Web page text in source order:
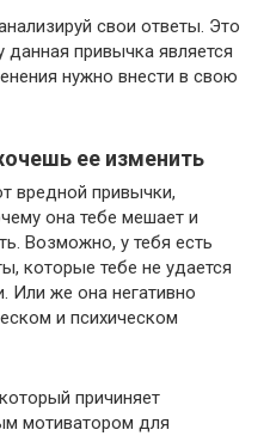
свои ответы. Это
привычка является
нужно внести в свою
ее изменить
вредной привычки,
она тебе мешает и
Возможно, у тебя есть
которые тебе не удается
Или же она негативно
и психическом
причиняет
мотиватором для